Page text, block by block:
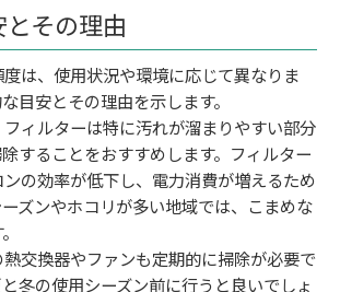
その理由
は、使用状況や環境に応じて異なりま
目安とその理由を示します。
フィルターは特に汚れが溜まりやすい部分
することをおすすめします。フィルター
の効率が低下し、電力消費が増えるため
ズンやホコリが多い地域では、こまめな
熱交換器やファンも定期的に掃除が必要で
冬の使用シーズン前に行うと良いでしょ